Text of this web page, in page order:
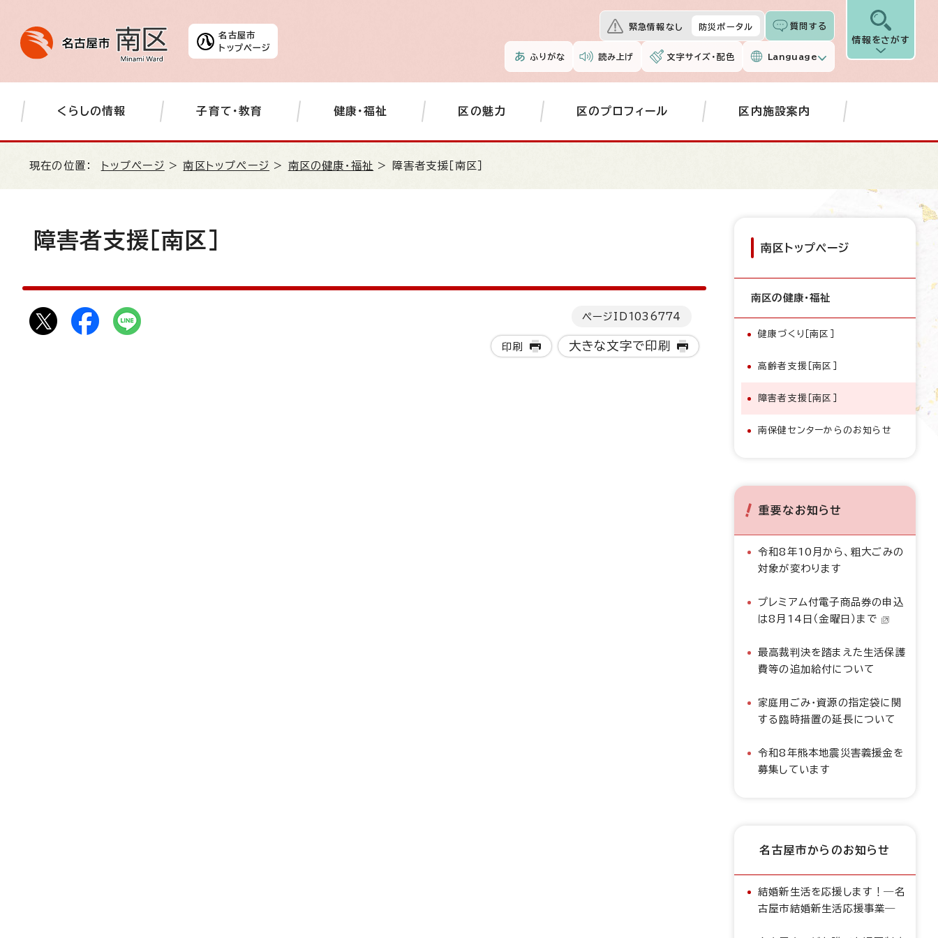
名古屋市
トップページ
緊急情報なし 防災ポータル 質問する
ふりがな 読み上げ 文字サイズ・配色 Language
情報をさがす
くらしの情報 子育て・教育 健康・福祉 区の魅力 区のプロフィール 区内施設案内
現在の位置： トップページ >南区トップページ > 南区の健康・福祉 > 障害者支援［南区］
障害者支援［南区］
ページID 1036774
印刷 大きな文字で印刷
南区トップページ
南区の健康・福祉
健康づくり［南区］
高齢者支援［南区］
障害者支援［南区］
南保健センターからのお知らせ
重要なお知らせ
令和8年10月から、粗大ごみの
対象が変わります
プレミアム付電子商品券の申込
は8月14日（金曜日）まで
最高裁判決を踏まえた生活保護
費等の追加給付について
家庭用ごみ・資源の指定袋に関
する臨時措置の延長について
令和8年熊本地震災害義援金を
募集しています
名古屋市からのお知らせ
結婚新生活を応援します！―名
古屋市結婚新生活応援事業―